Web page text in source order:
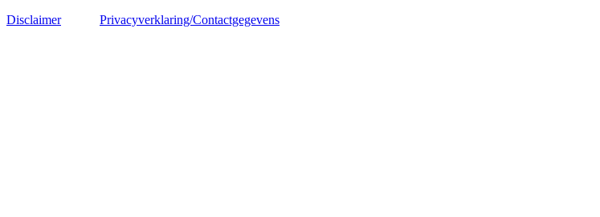
Disclaimer
Privacyverklaring/Contactgegevens